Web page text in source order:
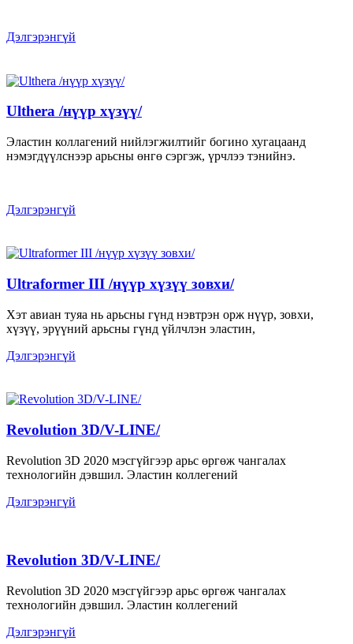
Дэлгэрэнгүй
Ulthera /нүүр хүзүү/
Эластин коллагений нийлэгжилтийг богино хугацаанд
нэмэгдүүлснээр арьсны өнгө сэргэж, үрчлээ тэнийнэ.
Дэлгэрэнгүй
Ultraformer III /нүүр хүзүү зовхи/
Хэт авиан туяа нь арьсны гүнд нэвтрэн орж нүүр, зовхи,
хүзүү, эрүүний арьсны гүнд үйлчлэн эластин,
Дэлгэрэнгүй
Revolution 3D/V-LINE/
Revolution 3D 2020 мэсгүйгээр арьс өргөж чангалах
технологийн дэвшил. Эластин коллегений
Дэлгэрэнгүй
Revolution 3D/V-LINE/
Revolution 3D 2020 мэсгүйгээр арьс өргөж чангалах
технологийн дэвшил. Эластин коллегений
Дэлгэрэнгүй